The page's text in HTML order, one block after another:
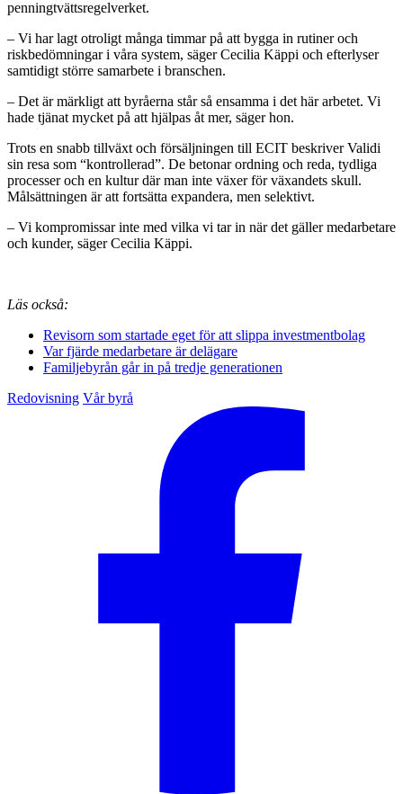
penningtvättsregelverket.
– Vi har lagt otroligt många timmar på att bygga in rutiner och
riskbedömningar i våra system, säger Cecilia Käppi och efterlyser
samtidigt större samarbete i branschen.
– Det är märkligt att byråerna står så ensamma i det här arbetet. Vi
hade tjänat mycket på att hjälpas åt mer, säger hon.
Trots en snabb tillväxt och försäljningen till ECIT beskriver Validi
sin resa som “kontrollerad”. De betonar ordning och reda, tydliga
processer och en kultur där man inte växer för växandets skull.
Målsättningen är att fortsätta expandera, men selektivt.
– Vi kompromissar inte med vilka vi tar in när det gäller medarbetare
och kunder, säger Cecilia Käppi.
Läs också:
Revisorn som startade eget för att slippa investmentbolag
Var fjärde medarbetare är delägare
Familjebyrån går in på tredje generationen
Redovisning Vår byrå